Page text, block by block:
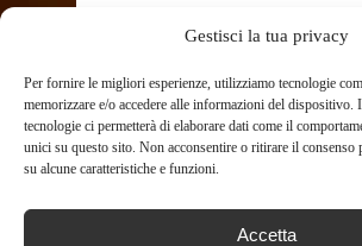
Gestisci la tua privacy
Per fornire le migliori esperienze, utilizziamo tecnologie
memorizzare e/o accedere alle informazioni del dispositivo.
tecnologie ci permetterà di elaborare dati come il
unici su questo sito. Non acconsentire o ritirare il consenso
su alcune caratteristiche e funzioni.
Accetta
SHARE THIS POST